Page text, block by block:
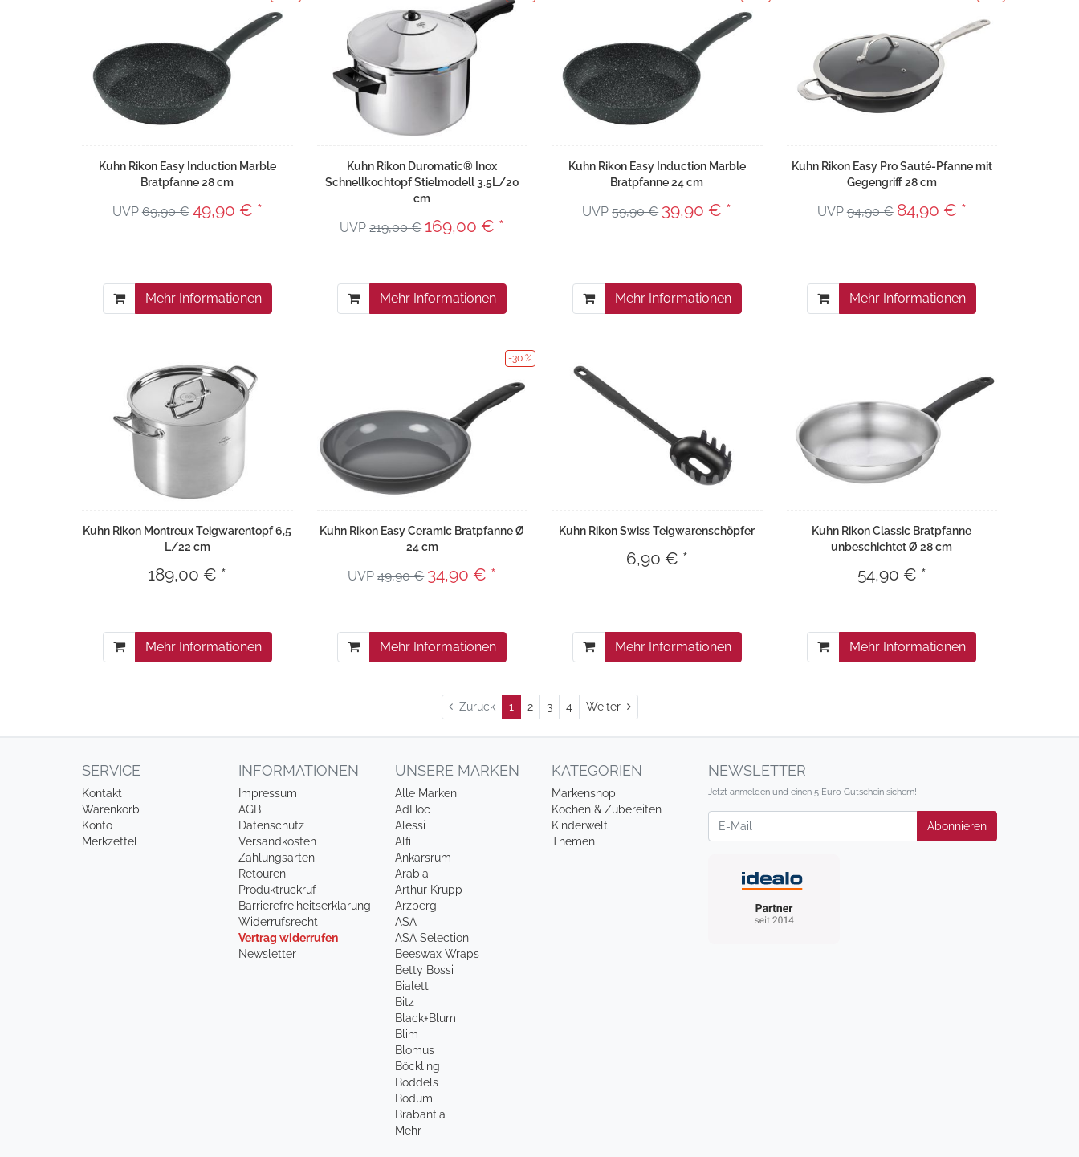
Kuhn Rikon Easy Induction Marble
Bratpfanne 28 cm
UVP69,90 € 49,90 € *
Mehr Informationen
Kuhn Rikon Duromatic® Inox
Schnellkochtopf Stielmodell 3.5L/20
cm
UVP219,00 € 169,00 € *
Mehr Informationen
Kuhn Rikon Easy Induction Marble
Bratpfanne 24 cm
UVP59,90 € 39,90 € *
Mehr Informationen
Kuhn Rikon Easy Pro Sauté-Pfanne mit
Gegengriff 28 cm
UVP94,90 € 84,90 € *
Mehr Informationen
Kuhn Rikon Montreux Teigwarentopf 6,5
L/22 cm
189,00 € *
Mehr Informationen
-30 %
Kuhn Rikon Easy Ceramic Bratpfanne Ø
24 cm
UVP49,90 € 34,90 € *
Mehr Informationen
Kuhn Rikon Swiss Teigwarenschöpfer
6,90 € *
Mehr Informationen
Kuhn Rikon Classic Bratpfanne
unbeschichtet Ø 28 cm
54,90 € *
Mehr Informationen
Zurück 1 2 3 4 Weiter Weiter
SERVICE
Kontakt
Warenkorb
Konto
Merkzettel
INFORMATIONEN
Impressum
AGB
Datenschutz
Versandkosten
Zahlungsarten
Retouren
Produktrückruf
Barrierefreiheitserklärung
Widerrufsrecht
Vertrag widerrufen
Newsletter
UNSERE MARKEN
Alle Marken
AdHoc
Alessi
Alfi
Ankarsrum
Arabia
Arthur Krupp
Arzberg
ASA
ASA Selection
Beeswax Wraps
Betty Bossi
Bialetti
Bitz
Black+Blum
Blim
Blomus
Böckling
Boddels
Bodum
Brabantia
Mehr
KATEGORIEN
Markenshop
Kochen & Zubereiten
Kinderwelt
Themen
NEWSLETTER
Jetzt anmelden und einen 5 Euro Gutschein sichern!
Newsletter
Abonnieren